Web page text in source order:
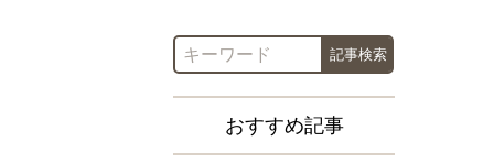
おすすめ記事